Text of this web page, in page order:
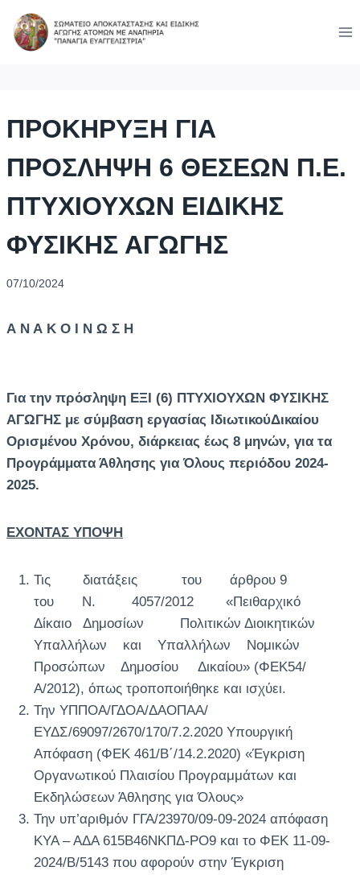
content
ΠΡΟΚΗΡΥΞΗ ΓΙΑ
ΠΡΟΣΛΗΨΗ 6 ΘΕΣΕΩΝ Π.Ε.
ΠΤΥΧΙΟΥΧΩΝ ΕΙΔΙΚΗΣ
ΦΥΣΙΚΗΣ ΑΓΩΓΗΣ
07/10/2024
Α Ν Α Κ Ο Ι Ν Ω Σ Η
Για την πρόσληψη ΕΞΙ (6) ΠΤΥΧΙΟΥΧΩΝ ΦΥΣΙΚΗΣ
ΑΓΩΓΗΣ με σύμβαση εργασίας ΙδιωτικούΔικαίου
Ορισμένου Χρόνου, διάρκειας έως 8 μηνών, για τα
Προγράμματα Άθλησης για Όλους περιόδου 2024-
2025.
ΕΧΟΝΤΑΣ ΥΠΟΨΗ
Τις διατάξεις του άρθρου 9
του Ν. 4057/2012 «Πειθαρχικό
Δίκαιο Δημοσίων Πολιτικών Διοικητικών
Υπαλλήλων και Υπαλλήλων Νομικών
Προσώπων Δημοσίου Δικαίου» (ΦΕΚ54/
Α/2012), όπως τροποποιήθηκε και ισχύει.
Την ΥΠΠΟΑ/ΓΔΟΑ/ΔΑΟΠΑΑ/
ΕΥΔΣ/69097/2670/170/7.2.2020 Υπουργική
Απόφαση (ΦΕΚ 461/Β΄/14.2.2020) «Έγκριση
Οργανωτικού Πλαισίου Προγραμμάτων και
Εκδηλώσεων Άθλησης για Όλους»
Την υπ’αριθμόν ΓΓΑ/23970/09-09-2024 απόφαση
ΚΥΑ – ΑΔΑ 615Β46ΝΚΠΔ-ΡΟ9 και το ΦΕΚ 11-09-
2024/Β/5143 που αφορούν στην Έγκριση